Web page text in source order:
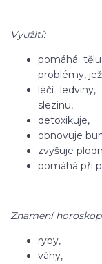
Využití:
pomáhá
problémy,
léčí ledviny,
slezinu,
detoxikuje,
obnovuje
zvyšuje
pomáhá při
Znamení
ryby,
váhy,